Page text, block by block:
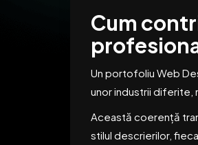
Cum
Un portofoliu Web
unor industrii diferite,
Această coerență
stilul descrierilor,